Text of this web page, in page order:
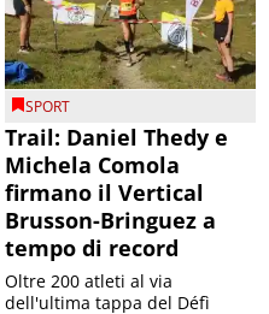
SPORT
Trail: Daniel Thedy e
Michela Comola
firmano il Vertical
Brusson-Bringuez a
tempo di record
Oltre 200 atleti al via
dell'ultima tappa del Défì